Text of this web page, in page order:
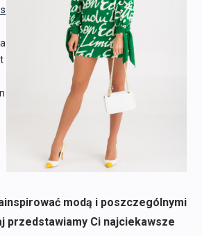
modą i poszczególnymi
przedstawiamy Ci najciekawsze